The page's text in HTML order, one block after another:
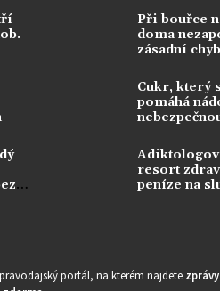
Při bouřce
doma
zásadní
Cukr, který
pomáhá
resort
peníze na
portál, na kterém najdete zprávy